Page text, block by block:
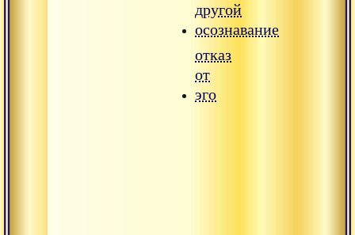
другой
осознавание
отказ
от
эго